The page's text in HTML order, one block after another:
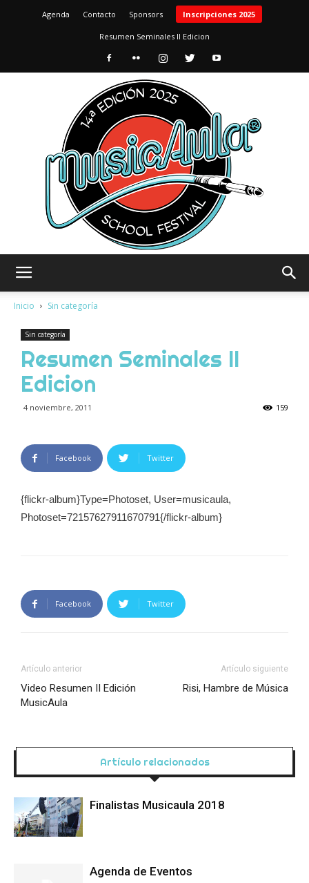
Agenda Contacto Sponsors Inscripciones 2025
Resumen Seminales II Edicion
Inicio Sin categoría
Sin categoría
Resumen Seminales II
Edicion
4 noviembre, 2011 159
Facebook Twitter
{flickr-album}Type=Photoset, User=musicaula,
Photoset=72157627911670791{/flickr-album}
Facebook Twitter
Artículo anterior
Video Resumen II Edición
MusicAula
Artículo siguiente
Risi, Hambre de Música
Artículo relacionados
Finalistas Musicaula 2018
Agenda de Eventos